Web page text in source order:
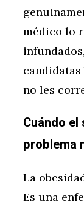
médico lo
no les
Cuándo
problema
La
Es una